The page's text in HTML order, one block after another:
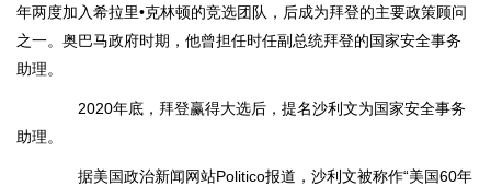
年两度加入希拉里•克林顿的竞选团队，后成为拜登的主要政策顾问
之一。奥巴马政府时期，他曾担任时任副总统拜登的国家安全事务
助理。
2020年底，拜登赢得大选后，提名沙利文为国家安全事务
助理。
据美国政治新闻网站Politico报道，沙利文被称作“美国60年